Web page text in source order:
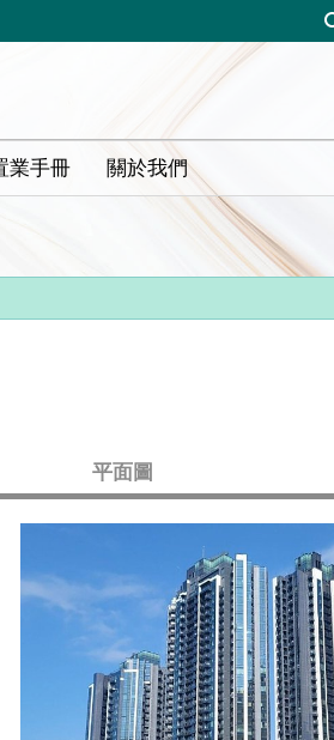
業手冊 關於我們
平面圖